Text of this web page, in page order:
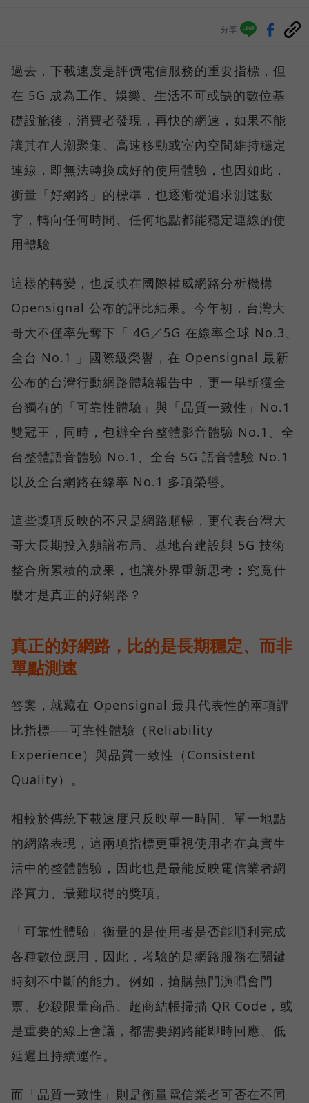
分享
過去，下載速度是評價電信服務的重要指標，但
在 5G 成為工作、娛樂、生活不可或缺的數位基
礎設施後，消費者發現，再快的網速，如果不能
讓其在人潮聚集、高速移動或室內空間維持穩定
連線，即無法轉換成好的使用體驗，也因如此，
衡量「好網路」的標準，也逐漸從追求測速數
字，轉向任何時間、任何地點都能穩定連線的使
用體驗。
這樣的轉變，也反映在國際權威網路分析機構
Opensignal 公布的評比結果。今年初，台灣大
哥大不僅率先奪下「 4G／5G 在線率全球 No.3、
全台 No.1 」國際級榮譽，在 Opensignal 最新
公布的台灣行動網路體驗報告中，更一舉斬獲全
台獨有的「可靠性體驗」與「品質一致性」No.1
雙冠王，同時，包辦全台整體影音體驗 No.1、全
台整體語音體驗 No.1、全台 5G 語音體驗 No.1
以及全台網路在線率 No.1 多項榮譽。
這些獎項反映的不只是網路順暢，更代表台灣大
哥大長期投入頻譜布局、基地台建設與 5G 技術
整合所累積的成果，也讓外界重新思考：究竟什
麼才是真正的好網路？
真正的好網路，比的是長期穩定、而非
單點測速
答案，就藏在 Opensignal 最具代表性的兩項評
比指標──可靠性體驗（Reliability
Experience）與品質一致性（Consistent
Quality）。
相較於傳統下載速度只反映單一時間、單一地點
的網路表現，這兩項指標更重視使用者在真實生
活中的整體體驗，因此也是最能反映電信業者網
路實力、最難取得的獎項。
「可靠性體驗」衡量的是使用者是否能順利完成
各種數位應用，因此，考驗的是網路服務在關鍵
時刻不中斷的能力。例如，搶購熱門演唱會門
票、秒殺限量商品、超商結帳掃描 QR Code，或
是重要的線上會議，都需要網路能即時回應、低
延遲且持續運作。
而「品質一致性」則是衡量電信業者可否在不同